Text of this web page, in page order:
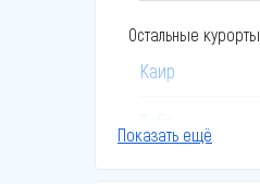
Остальные курорты
Каир
Эль-Гуна
Показать ещё